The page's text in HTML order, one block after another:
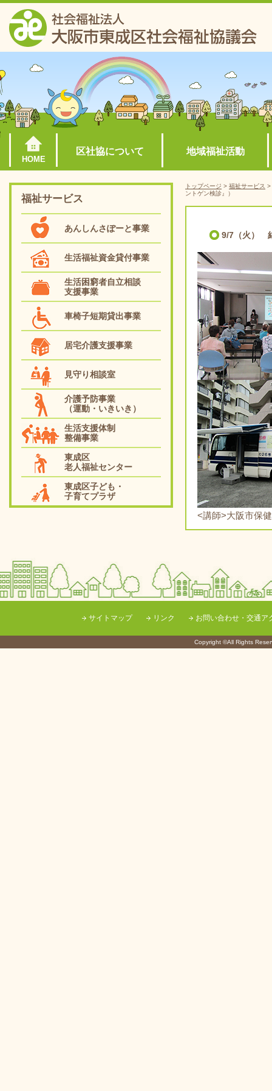
HOME
区社協について 地域福祉活動
福祉サービス
あんしんさぽーと事業
生活福祉資金貸付事業
生活困窮者自立相談
支援事業
車椅子短期貸出事業
居宅介護支援事業
見守り相談室
介護予防事業
（運動・いきいき）
生活支援体制
整備事業
東成区
老人福祉センター
東成区子ども・
子育てプラザ
トップページ > 福祉サービス >
ントゲン検診』）
9/7（火）
<講師>大阪市保
サイトマップ リンク お問い合わせ・交通ア
Copyright ©All Rights